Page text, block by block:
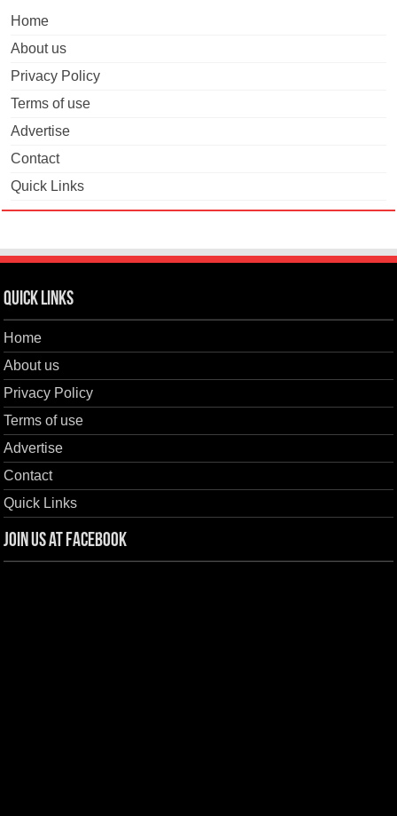
Home
About us
Privacy Policy
Terms of use
Advertise
Contact
Quick Links
Quick Links
Home
About us
Privacy Policy
Terms of use
Advertise
Contact
Quick Links
Join us at Facebook